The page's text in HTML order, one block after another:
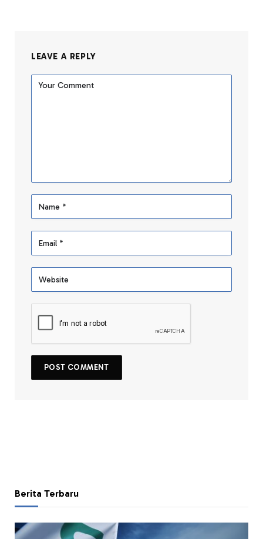
LEAVE A REPLY
Berita Terbaru